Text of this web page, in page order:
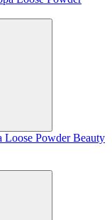
Loose Powder Beauty